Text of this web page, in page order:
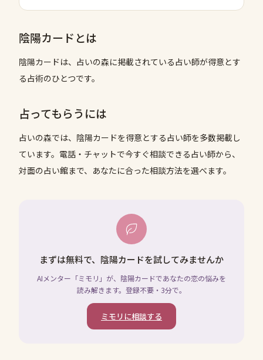
陰陽カード とは
陰陽カードは、占いの森に掲載されている占い師が得意とす
る占術のひとつです。
占ってもらうには
占いの森では、 陰陽カードを得意とする占い師を多数掲載し
ています。電話・チャットで今すぐ相談できる占い師から、
対面の占い館まで、あなたに合った相談方法を選べます。
まずは無料で、陰陽カードを試してみませんか
AIメンター「ミモリ」が、陰陽カードであなたの恋の悩みを
読み解きます。登録不要・3分で。
ミモリに相談する